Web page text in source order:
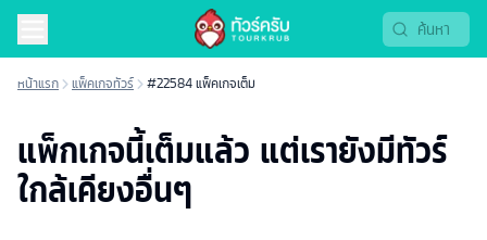
หน้าแรก แพ็คเกจทัวร์ #22584 แพ็คเกจเต็ม
แพ็กเกจนี้เต็มแล้ว แต่เรายังมีทัวร์
ใกล้เคียงอื่นๆ